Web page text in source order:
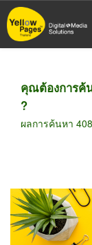
ข้าม
ไป
คุณต้องการค้
?
ผลการค้นหา
ขายส่ง
ผู้ส่งออก/นำเ